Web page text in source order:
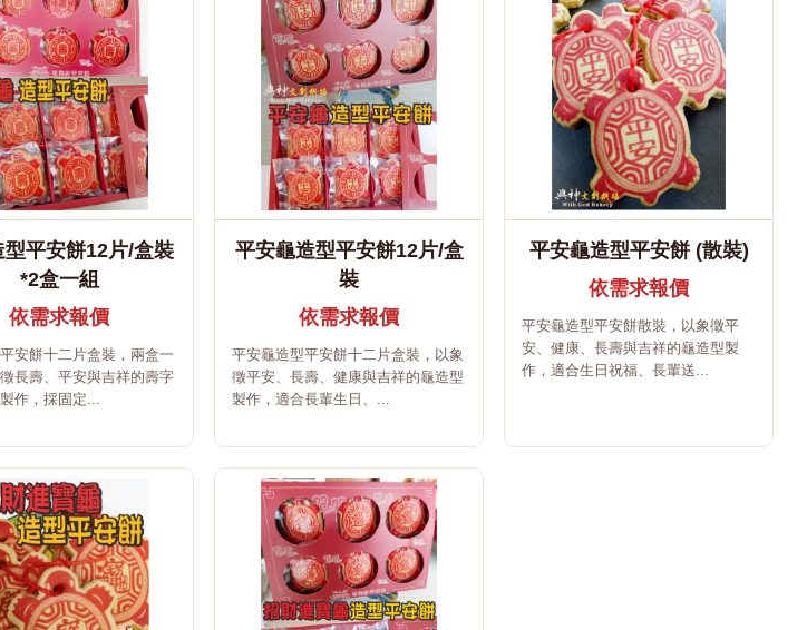
型平安餅12片/盒裝
*2盒一組
依需求報價
安餅十二片盒裝，兩盒一
長壽、平安與吉祥的壽字
作，採固定...
平安龜造型平安餅12片/盒
裝
依需求報價
平安龜造型平安餅十二片盒裝，以象
徵平安、長壽、健康與吉祥的龜造型
製作，適合長輩生日、...
平安龜造型平安餅 (散裝)
依需求報價
平安龜造型平安餅散裝，以象徵平
安、健康、長壽與吉祥的龜造型製
作，適合生日祝福、長輩送...